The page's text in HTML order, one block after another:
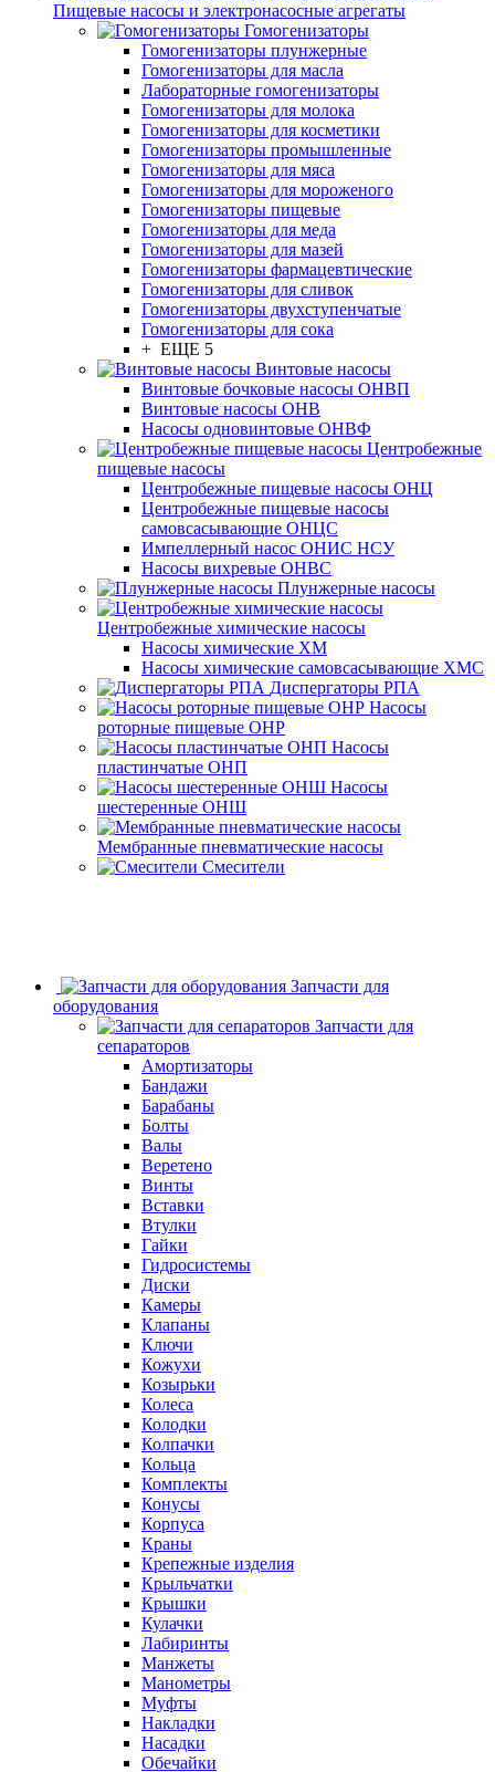
Пищевые насосы и электронасосные агрегаты
Гомогенизаторы
Гомогенизаторы плунжерные
Гомогенизаторы для масла
Лабораторные гомогенизаторы
Гомогенизаторы для молока
Гомогенизаторы для косметики
Гомогенизаторы промышленные
Гомогенизаторы для мяса
Гомогенизаторы для мороженого
Гомогенизаторы пищевые
Гомогенизаторы для меда
Гомогенизаторы для мазей
Гомогенизаторы фармацевтические
Гомогенизаторы для сливок
Гомогенизаторы двухступенчатые
Гомогенизаторы для сока
+ ЕЩЕ 5
Винтовые насосы
Винтовые бочковые насосы ОНВП
Винтовые насосы ОНВ
Насосы одновинтовые ОНВФ
Центробежные
пищевые насосы
Центробежные пищевые насосы ОНЦ
Центробежные пищевые насосы
самовсасывающие ОНЦС
Импеллерный насос ОНИС НСУ
Насосы вихревые ОНВС
Плунжерные насосы
Центробежные химические насосы
Насосы химические ХМ
Насосы химические самовсасывающие ХМС
Диспергаторы РПА
Насосы
роторные пищевые ОНР
Насосы
пластинчатые ОНП
Насосы
шестеренные ОНШ
Мембранные пневматические насосы
Смесители
Запчасти для
оборудования
Запчасти для
сепараторов
Амортизаторы
Бандажи
Барабаны
Болты
Валы
Веретено
Винты
Вставки
Втулки
Гайки
Гидросистемы
Диски
Камеры
Клапаны
Ключи
Кожухи
Козырьки
Колеса
Колодки
Колпачки
Кольца
Комплекты
Конусы
Корпуса
Краны
Крепежные изделия
Крыльчатки
Крышки
Кулачки
Лабиринты
Манжеты
Манометры
Муфты
Накладки
Насадки
Обечайки